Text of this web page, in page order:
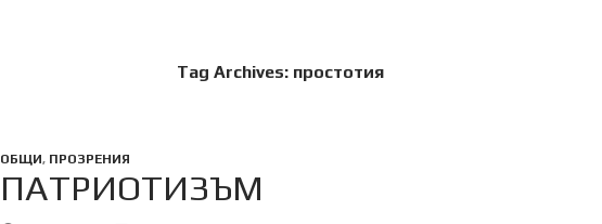
Tag Archives: простотия
ОБЩИ, ПРОЗРЕНИЯ
ПАТРИОТИЗЪМ